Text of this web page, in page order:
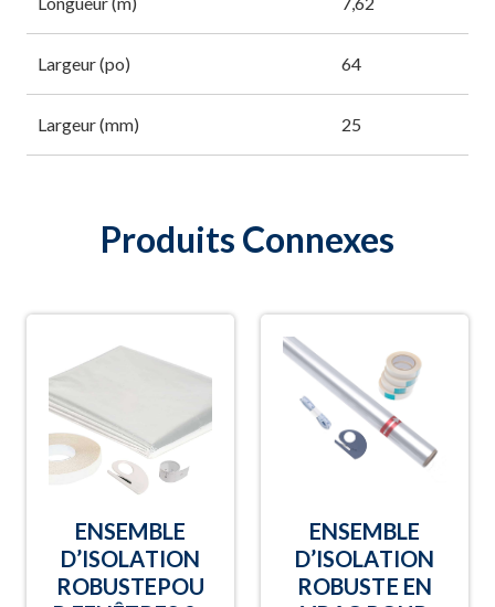
Largeur (po) 64
Largeur (mm) 25
Produits Connexes
ENSEMBLE
D’ISOLATION
ROBUSTEPOU
ENSEMBLE
D’ISOLATION
ROBUSTE EN